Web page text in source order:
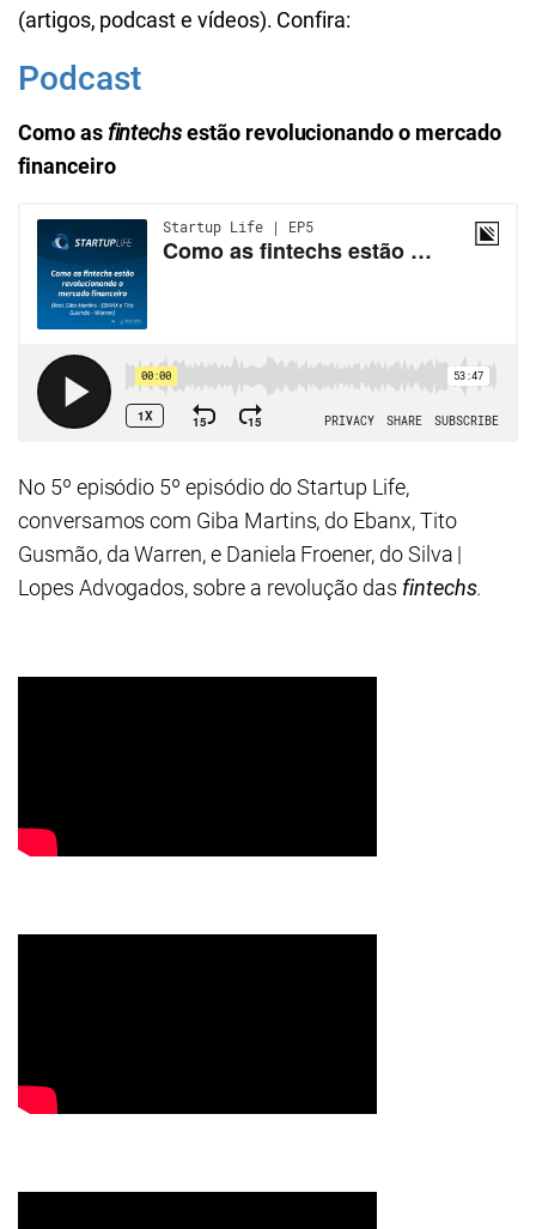
(artigos, podcast e vídeos). Confira:
Podcast
Como as fintechsestão revolucionando o mercado
financeiro
No 5º episódio 5º episódio do Startup Life,
conversamos com Giba Martins, do Ebanx, Tito
Gusmão, da Warren, e Daniela Froener, do Silva |
Lopes Advogados, sobre a revolução das fintechs.